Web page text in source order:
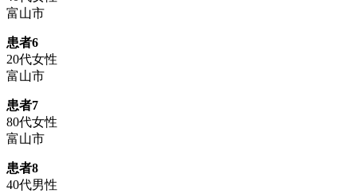
富山市
患者6
20代女性
富山市
患者7
80代女性
富山市
患者8
40代男性